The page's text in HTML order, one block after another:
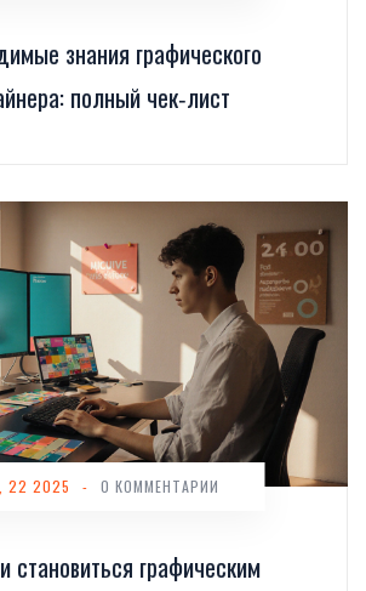
знания графического
полный чек‑лист
становиться графическим
22 2025 - 0 КОММЕНТАРИИ